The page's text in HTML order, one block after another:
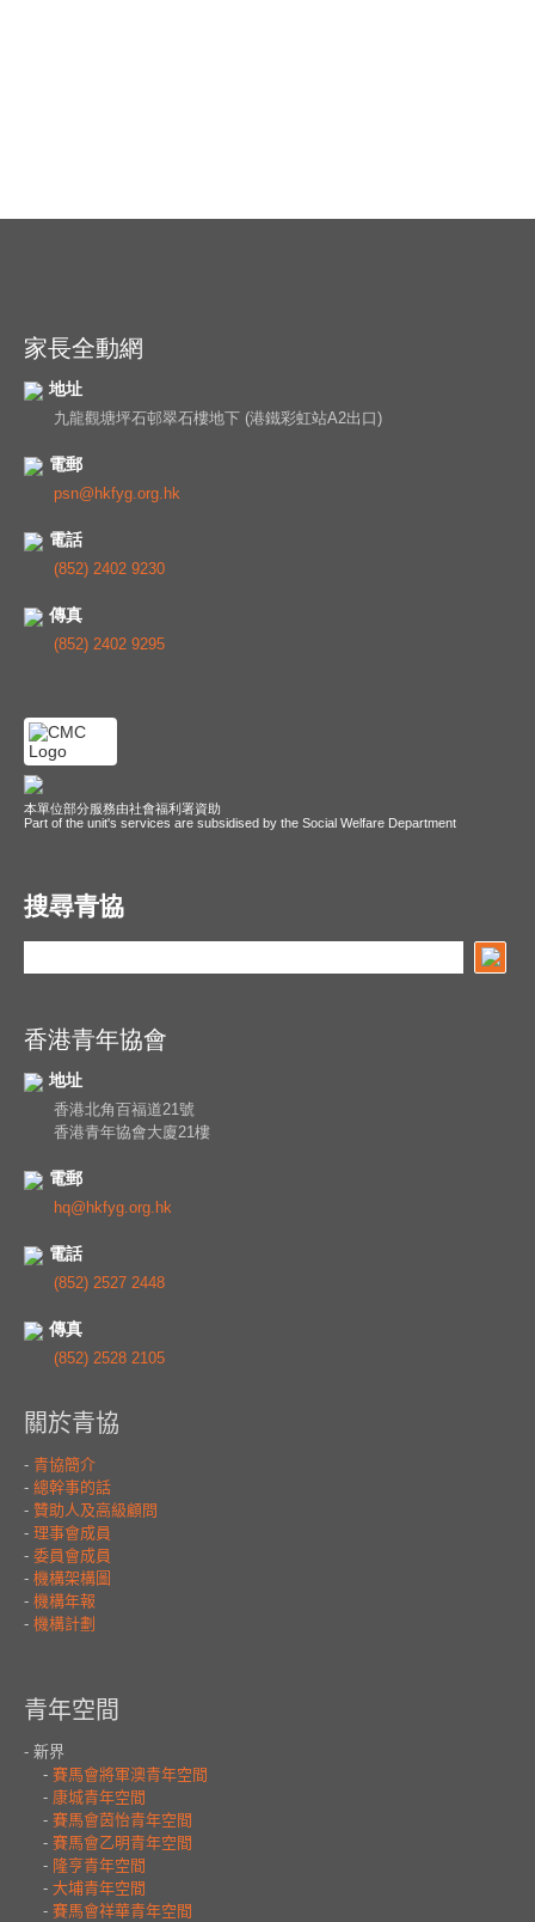
家長全動網
地址
九龍觀塘坪石邨翠石樓地下 (港鐵彩虹站A2出口)
電郵
psn@hkfyg.org.hk
電話
(852) 2402 9230
傳真
(852) 2402 9295
本單位部分服務由社會福利署資助
Part of the unit's services are subsidised by the Social Welfare Department
搜尋青協
香港青年協會
地址
香港北角百福道21號
香港青年協會大廈21樓
電郵
hq@hkfyg.org.hk
電話
(852) 2527 2448
傳真
(852) 2528 2105